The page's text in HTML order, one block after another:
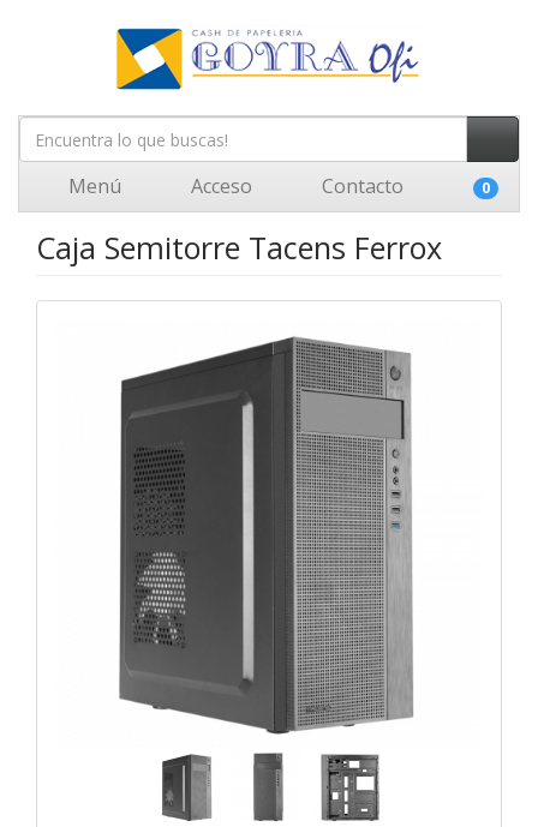
Menú Acceso Contacto 0
Caja Semitorre Tacens Ferrox